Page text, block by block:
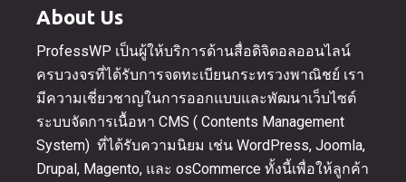
About Us
ProfessWP เป็นผู้ให้บริการด้านสื่อดิจิตอลออนไลน์
ครบวงจรที่ได้รับการจดทะเบียนกระทรวงพาณิชย์ เรา
มีความเชี่ยวชาญในการออกแบบและพัฒนาเว็บไซต์
ระบบจัดการเนื้อหา CMS ( Contents Management
System) ที่ได้รับความนิยม เช่น WordPress, Joomla,
Drupal, Magento, และ osCommerce ทั้งนี้เพื่อให้ลูกค้า